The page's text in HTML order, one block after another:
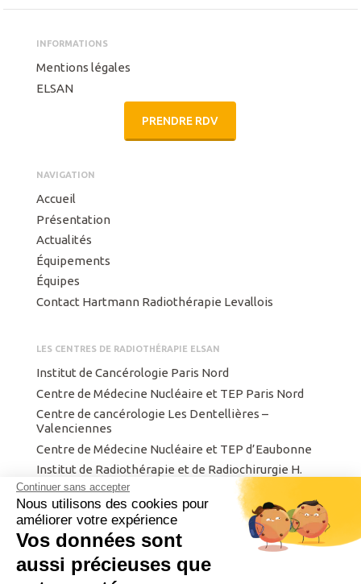
Continuer sans accepter
Nous utilisons des cookies pour
améliorer votre expérience
Vos données sont
aussi précieuses que
INFORMATIONS
Mentions légales
ELSAN
PRENDRE RDV
NAVIGATION
Accueil
Présentation
Actualités
Équipements
Équipes
Contact Hartmann Radiothérapie Levallois
LES CENTRES DE RADIOTHÉRAPIE ELSAN
Institut de Cancérologie Paris Nord
Centre de Médecine Nucléaire et TEP Paris Nord
Centre de cancérologie Les Dentellières –
Valenciennes
Centre de Médecine Nucléaire et TEP d’Eaubonne
Institut de Radiothérapie et de Radiochirurgie H.
Hartmann
Centre Finistérien de Radiothérapie et d’Oncologie
Institut privé de radiothérapie de Metz.
Intergroupe de Cancérologie et d’Onco-
radiothérapie du Nord Est